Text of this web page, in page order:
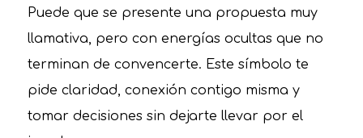
Puede que se presente una propuesta muy
llamativa, pero con energías ocultas que no
terminan de convencerte. Este símbolo te
pide claridad, conexión contigo misma y
tomar decisiones sin dejarte llevar por el